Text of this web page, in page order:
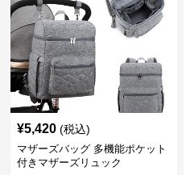
¥5,420 (税込)
マザーズバッグ 多機能ポケット
付きマザーズリュック